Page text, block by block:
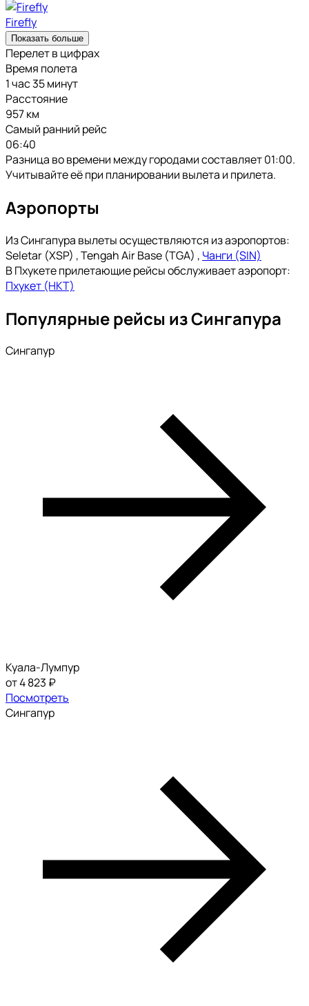
Firefly
Показать больше
Перелет в цифрах
Время полета
1 час 35 минут
Расстояние
957 км
Самый ранний рейс
06:40
Разница во времени между городами составляет 01:00.
Учитывайте её при планировании вылета и прилета.
Аэропорты
Из Сингапура вылеты осуществляются из аэропортов:
Seletar (XSP) ,Tengah Air Base (TGA) , Чанги (SIN)
В Пхукете прилетающие рейсы обслуживает аэропорт:
Пхукет (HKT)
Популярные рейсы из Сингапура
Сингапур
Куала-Лумпур
от 4 823 ₽
Посмотреть
Сингапур